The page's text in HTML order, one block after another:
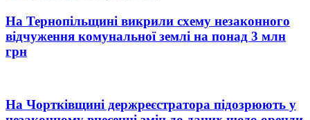
На Тернопільщині викрили схему незаконного
відчуження комунальної землі на понад 3 млн
грн
На Чортківщині держреєстратора підозрюють у